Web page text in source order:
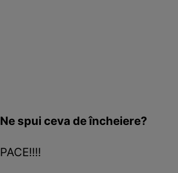
Ne spui ceva de încheiere?
PACE!!!!